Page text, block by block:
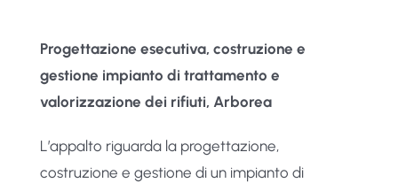
Progettazione esecutiva, costruzione e
gestione impianto di trattamento e
valorizzazione dei rifiuti, Arborea
L’appalto riguarda la progettazione,
costruzione e gestione di un impianto di